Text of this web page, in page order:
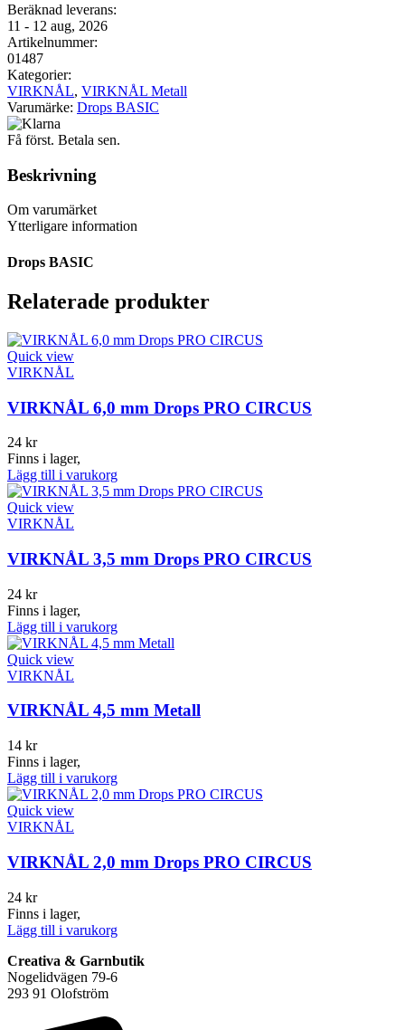
Beräknad leverans:
11 - 12 aug, 2026
Artikelnummer:
01487
Kategorier:
VIRKNÅL, VIRKNÅL Metall
Varumärke: Drops BASIC
Få först. Betala sen.
Beskrivning
Om varumärket
Ytterligare information
Drops BASIC
Relaterade produkter
Quick view
VIRKNÅL
VIRKNÅL 6,0 mm Drops PRO CIRCUS
24 kr
Finns i lager,
Lägg till i varukorg
Quick view
VIRKNÅL
VIRKNÅL 3,5 mm Drops PRO CIRCUS
24 kr
Finns i lager,
Lägg till i varukorg
Quick view
VIRKNÅL
VIRKNÅL 4,5 mm Metall
14 kr
Finns i lager,
Lägg till i varukorg
Quick view
VIRKNÅL
VIRKNÅL 2,0 mm Drops PRO CIRCUS
24 kr
Finns i lager,
Lägg till i varukorg
Creativa & Garnbutik
Nogelidvägen 79-6
293 91 Olofström